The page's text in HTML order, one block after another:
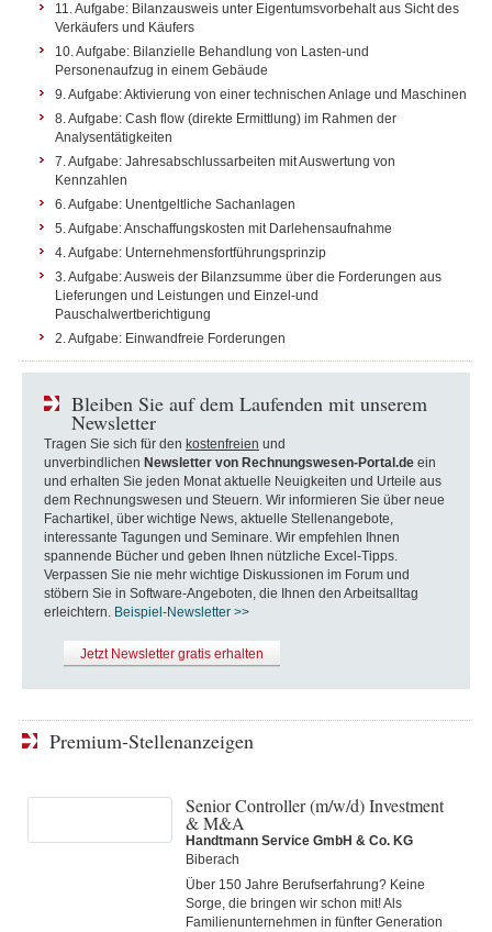
11. Aufgabe: Bilanzausweis unter Eigentumsvorbehalt aus Sicht des
Verkäufers und Käufers
10. Aufgabe: Bilanzielle Behandlung von Lasten-und
Personenaufzug in einem Gebäude
9. Aufgabe: Aktivierung von einer technischen Anlage und Maschinen
8. Aufgabe: Cash flow (direkte Ermittlung) im Rahmen der
Analysentätigkeiten
7. Aufgabe: Jahresabschlussarbeiten mit Auswertung von
Kennzahlen
6. Aufgabe: Unentgeltliche Sachanlagen
5. Aufgabe: Anschaffungskosten mit Darlehensaufnahme
4. Aufgabe: Unternehmensfortführungsprinzip
3. Aufgabe: Ausweis der Bilanzsumme über die Forderungen aus
Lieferungen und Leistungen und Einzel-und
Pauschalwertberichtigung
2. Aufgabe: Einwandfreie Forderungen
Bleiben Sie auf dem Laufenden mit unserem
Newsletter
Tragen Sie sich für den kostenfreien und
unverbindlichen Newsletter von Rechnungswesen-Portal.de ein
und erhalten Sie jeden Monat aktuelle Neuigkeiten und Urteile aus
dem Rechnungswesen und Steuern. Wir informieren Sie über neue
Fachartikel, über wichtige News, aktuelle Stellenangebote,
interessante Tagungen und Seminare. Wir empfehlen Ihnen
spannende Bücher und geben Ihnen nützliche Excel-Tipps.
Verpassen Sie nie mehr wichtige Diskussionen im Forum und
stöbern Sie in Software-Angeboten, die Ihnen den Arbeitsalltag
erleichtern. Beispiel-Newsletter >>
Jetzt Newsletter gratis erhalten
Premium-Stellenanzeigen
Senior Controller (m/w/d) Investment
& M&A
Handtmann Service GmbH & Co. KG
Biberach
Über 150 Jahre Berufserfahrung? Keine
Sorge, die bringen wir schon mit! Als
Familienunternehmen in fünfter Generation